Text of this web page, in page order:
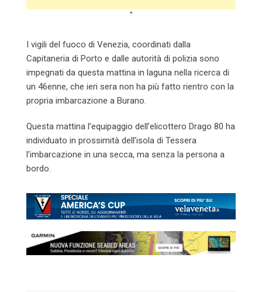
"
I vigili del fuoco di Venezia, coordinati dalla
Capitaneria di Porto e dalle autorità di polizia sono
impegnati da questa mattina in laguna nella ricerca di
un 46enne, che ieri sera non ha più fatto rientro con la
propria imbarcazione a Burano.
Questa mattina l’equipaggio dell’elicottero Drago 80 ha
individuato in prossimità dell’isola di Tessera
l’imbarcazione in una secca, ma senza la persona a
bordo.